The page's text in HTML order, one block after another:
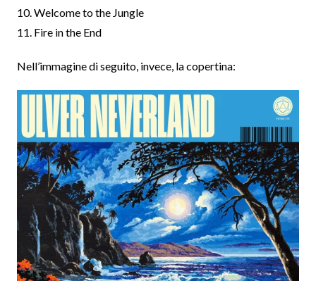
10. Welcome to the Jungle
11. Fire in the End
Nell’immagine di seguito, invece, la copertina: